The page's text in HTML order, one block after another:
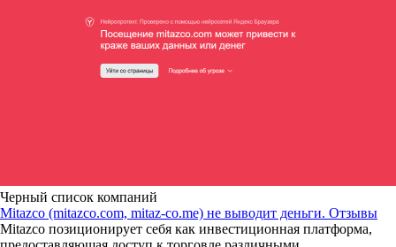
Черный список компаний
Mitazco (mitazco.com, mitaz-co.me) не выводит деньги. Отзывы
Mitazco позиционирует себя как инвестиционная платформа,